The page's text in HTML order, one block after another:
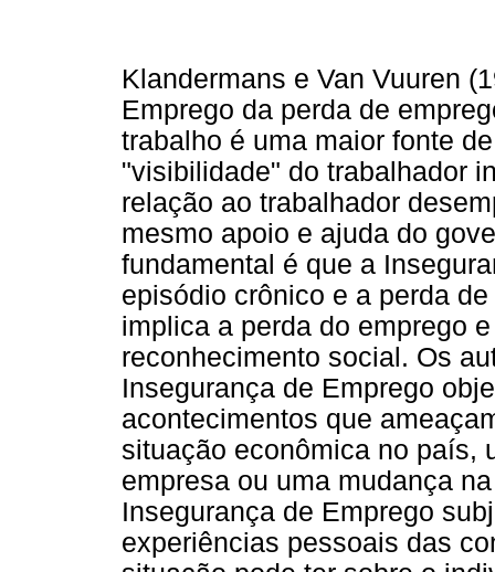
Klandermans e Van Vuuren
Emprego da perda de
trabalho é uma maior fonte
"visibilidade" do trabalhador
relação ao trabalhador
mesmo apoio e ajuda do
fundamental é que a
episódio crônico e a perda
implica a perda do emprego
reconhecimento social. Os
Insegurança de Emprego
acontecimentos que
situação econômica no país,
empresa ou uma mudança
Insegurança de Emprego
experiências pessoais das